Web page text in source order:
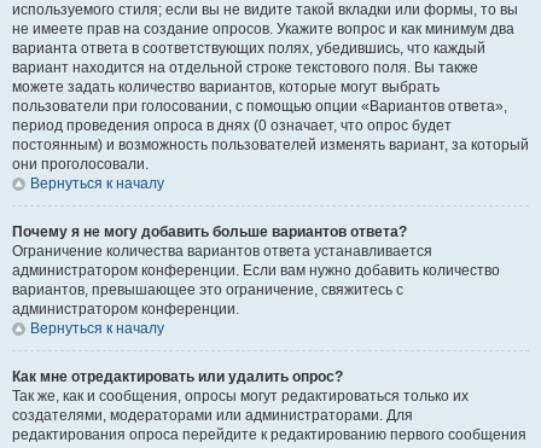
используемого стиля; если вы не видите такой вкладки или формы, то вы
не имеете прав на создание опросов. Укажите вопрос и как минимум два
варианта ответа в соответствующих полях, убедившись, что каждый
вариант находится на отдельной строке текстового поля. Вы также
можете задать количество вариантов, которые могут выбрать
пользователи при голосовании, с помощью опции «Вариантов ответа»,
период проведения опроса в днях (0 означает, что опрос будет
постоянным) и возможность пользователей изменять вариант, за который
они проголосовали.
Вернуться к началу
Почему я не могу добавить больше вариантов ответа?
Ограничение количества вариантов ответа устанавливается
администратором конференции. Если вам нужно добавить количество
вариантов, превышающее это ограничение, свяжитесь с
администратором конференции.
Вернуться к началу
Как мне отредактировать или удалить опрос?
Так же, как и сообщения, опросы могут редактироваться только их
создателями, модераторами или администраторами. Для
редактирования опроса перейдите к редактированию первого сообщения